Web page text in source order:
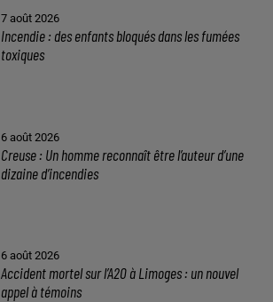
7 août 2026
Incendie : des enfants bloqués dans les fumées
toxiques
6 août 2026
Creuse : Un homme reconnaît être l’auteur d’une
dizaine d’incendies
6 août 2026
Accident mortel sur l’A20 à Limoges : un nouvel
appel à témoins